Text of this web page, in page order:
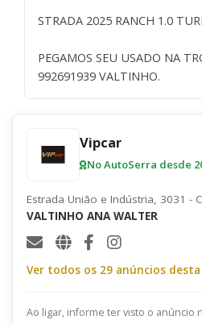
STRADA 2025 RANCH 1.0
PEGAMOS SEU USADO NA
992691939 VALTINHO.
Vipcar
No AutoSerra desde
Estrada União e Indústria, 3031 -
VALTINHO ANA WALTER
Ver todos os 29 anúncios
Ao ligar, informe ter visto o anúncio